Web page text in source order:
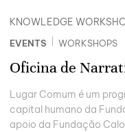
EVENTS WORKSHOPS
Oficina de
Lugar Comum é um
capital humano da
apoio da Fundação
KNOWLEDGE